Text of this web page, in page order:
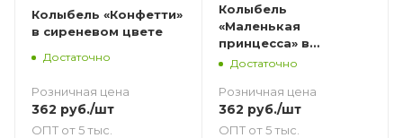
Колыбель «Конфетти»
в сиреневом цвете
Достаточно
Розничная цена
362 руб./шт
ОПТ от 5 тыс.
Колыбель
«Маленькая
принцесса» в
лимонном цвете
Достаточно
Розничная цена
362 руб./шт
ОПТ от 5 тыс.